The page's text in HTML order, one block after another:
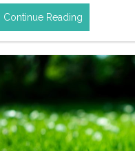
Continue Reading